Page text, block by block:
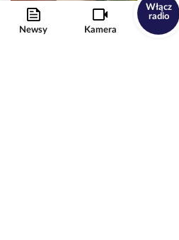
Newsy Kamera
Włącz
radio